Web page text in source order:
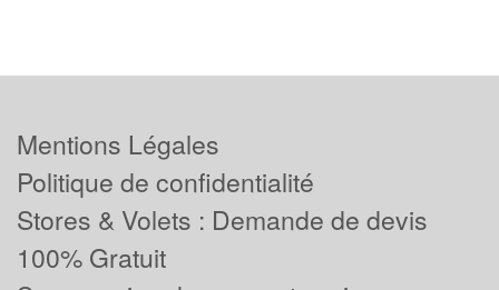
Mentions Légales
Politique de confidentialité
Stores & Volets : Demande de devis
100% Gratuit